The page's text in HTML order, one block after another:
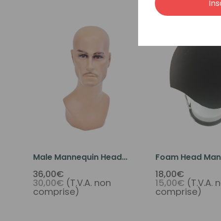
Male Mannequin Head
With Makeup
36,00€
30,00€ (T.V.A. non
comprise)
Foam Head
With Suction
18,00€
15,00€ (T.V.A.
comprise)